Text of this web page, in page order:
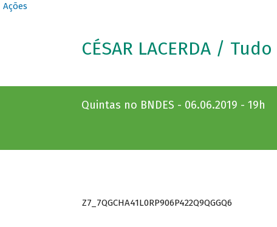
Ações
CÉSAR LACERDA /
Quintas no BNDES - 06.06.2019 - 19h
Z7_7QGCHA41L0RP906P422Q9QGGQ6